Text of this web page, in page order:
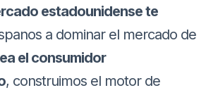
estadounidense te
a dominar el mercado de
el consumidor
, construimos el motor de